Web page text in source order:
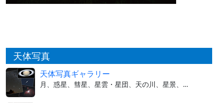
天体写真
天体写真ギャラリー
月、惑星、彗星、星雲・星団、天の川、星景、…